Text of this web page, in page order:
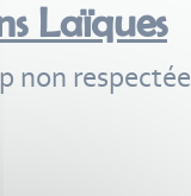
Laïques
non respectée